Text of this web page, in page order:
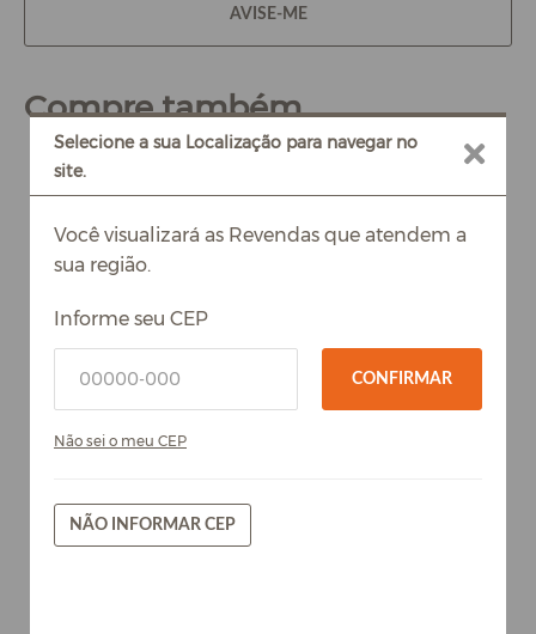
AVISE-ME
Compre também
Cinzell - Chapa de MDF Arauco
Você visualizará as Revendas que atendem a
sua região.
Informe seu CEP
CONFIRMAR
Não sei o meu CEP
NÃO INFORMAR CEP
Selecione a sua Localização para navegar no
site.